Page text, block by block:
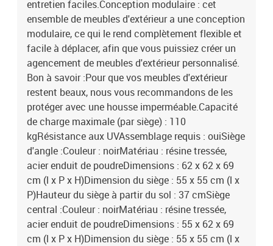
entretien faciles.Conception modulaire : cet
ensemble de meubles d'extérieur a une conception
modulaire, ce qui le rend complètement flexible et
facile à déplacer, afin que vous puissiez créer un
agencement de meubles d'extérieur personnalisé.
Bon à savoir :Pour que vos meubles d'extérieur
restent beaux, nous vous recommandons de les
protéger avec une housse imperméable.Capacité
de charge maximale (par siège) : 110
kgRésistance aux UVAssemblage requis : ouiSiège
d'angle :Couleur : noirMatériau : résine tressée,
acier enduit de poudreDimensions : 62 x 62 x 69
cm (l x P x H)Dimension du siège : 55 x 55 cm (l x
P)Hauteur du siège à partir du sol : 37 cmSiège
central :Couleur : noirMatériau : résine tressée,
acier enduit de poudreDimensions : 55 x 62 x 69
cm (l x P x H)Dimension du siège : 55 x 55 cm (l x